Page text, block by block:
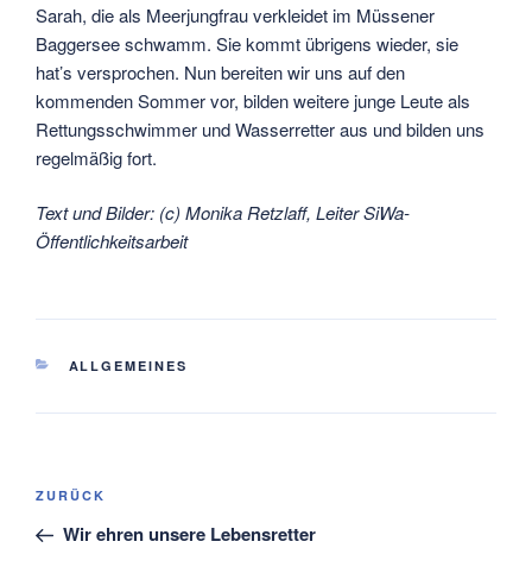
Sarah, die als Meerjungfrau verkleidet im Müssener
Baggersee schwamm. Sie kommt übrigens wieder, sie
hat’s versprochen. Nun bereiten wir uns auf den
kommenden Sommer vor, bilden weitere junge Leute als
Rettungsschwimmer und Wasserretter aus und bilden uns
regelmäßig fort.
Text und Bilder: (c) Monika Retzlaff, Leiter SiWa-
Öffentlichkeitsarbeit
KATEGORIEN
ALLGEMEINES
Beitragsnavigation
Vorheriger
Beitrag
ZURÜCK
Wir ehren unsere Lebensretter